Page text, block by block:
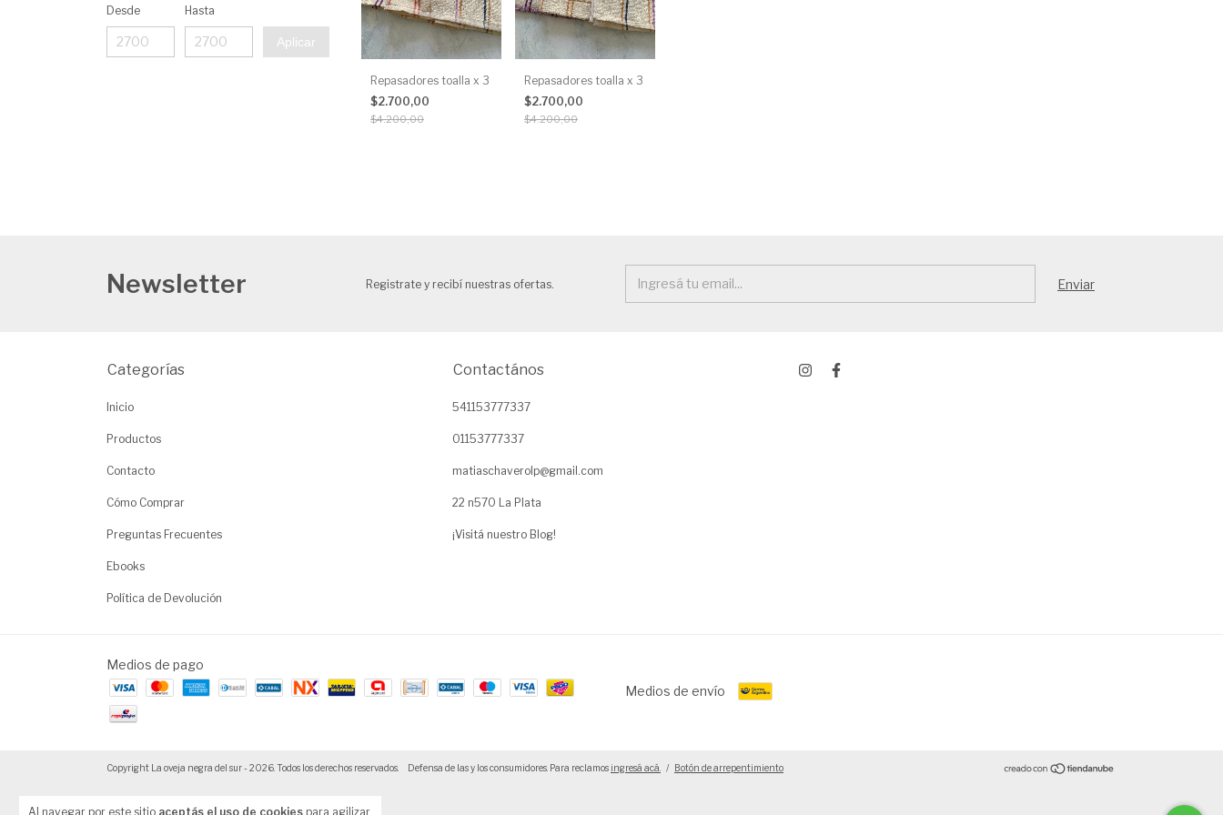
Al navegar por este sitio aceptás el uso de cookies para agilizar
Desde Hasta
Aplicar
Repasadores toalla x 3
$2.700,00
$4.200,00
Repasadores toalla x 3
$2.700,00
$4.200,00
Newsletter Registrate y recibí nuestras ofertas.
Categorías
Inicio
Productos
Contacto
Cómo Comprar
Preguntas Frecuentes
Ebooks
Política de Devolución
Contactános
541153777337
01153777337
matiaschaverolp@gmail.com
22 n570 La Plata
¡Visitá nuestro Blog!
Medios de pago
Medios de envío
Copyright La oveja negra del sur - 2026. Todos los derechos reservados. Defensa de las y los consumidores. Para reclamos ingresá acá. / Botón de arrepentimiento